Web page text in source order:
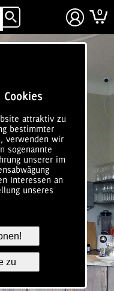
attraktiv zu
bestimmter
verwenden wir
sogenannte
unserer im
Interessen an
unseres
zu
login 0